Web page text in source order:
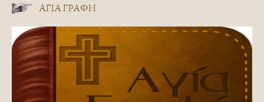
ΑΓΊΑ ΓΡΑΦΉ